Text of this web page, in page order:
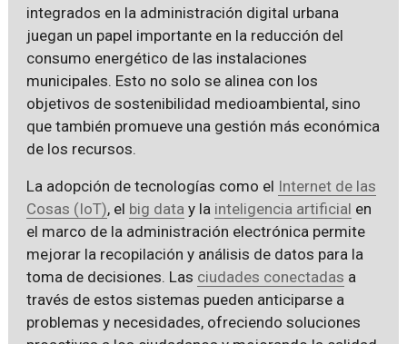
integrados en la administración digital urbana
juegan un papel importante en la reducción del
consumo energético de las instalaciones
municipales. Esto no solo se alinea con los
objetivos de sostenibilidad medioambiental, sino
que también promueve una gestión más económica
de los recursos.
La adopción de tecnologías como el Internet de las
Cosas (IoT), el big data y la inteligencia artificial en
el marco de la administración electrónica permite
mejorar la recopilación y análisis de datos para la
toma de decisiones. Las ciudades conectadas a
través de estos sistemas pueden anticiparse a
problemas y necesidades, ofreciendo soluciones